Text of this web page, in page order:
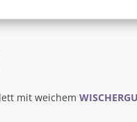
mit weichem